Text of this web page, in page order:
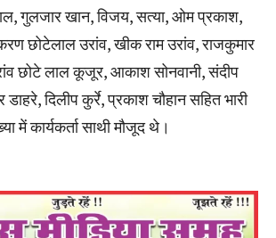
गुलजार खान, विजय, सत्या, ओम प्रकाश,
छोटेलाल उरांव, खीक राम उरांव, राजकुमार
छोटे लाल कूजूर, आकाश सोनवानी, संदीप
दिलीप कुर्रे, प्रकाश चौहान सहित भारी
में कार्यकर्ता साथी मौजूद थे।